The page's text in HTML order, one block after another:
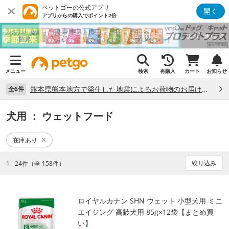
ペットゴーの公式アプリ
アプリからの購入でポイント2倍 開く
メニュー 検索 再購入 カート お知らせ
全6件 熊本県熊本地方で発生した地震によるお荷物のお届け状況について （7/28）
犬用 ： ウェットフード
在庫あり
1 - 24件（全 158件） 絞り込み
ロイヤルカナン SHN ウェット 小型犬用 ミニ
エイジング 高齢犬用 85g×12袋【まとめ買
い】